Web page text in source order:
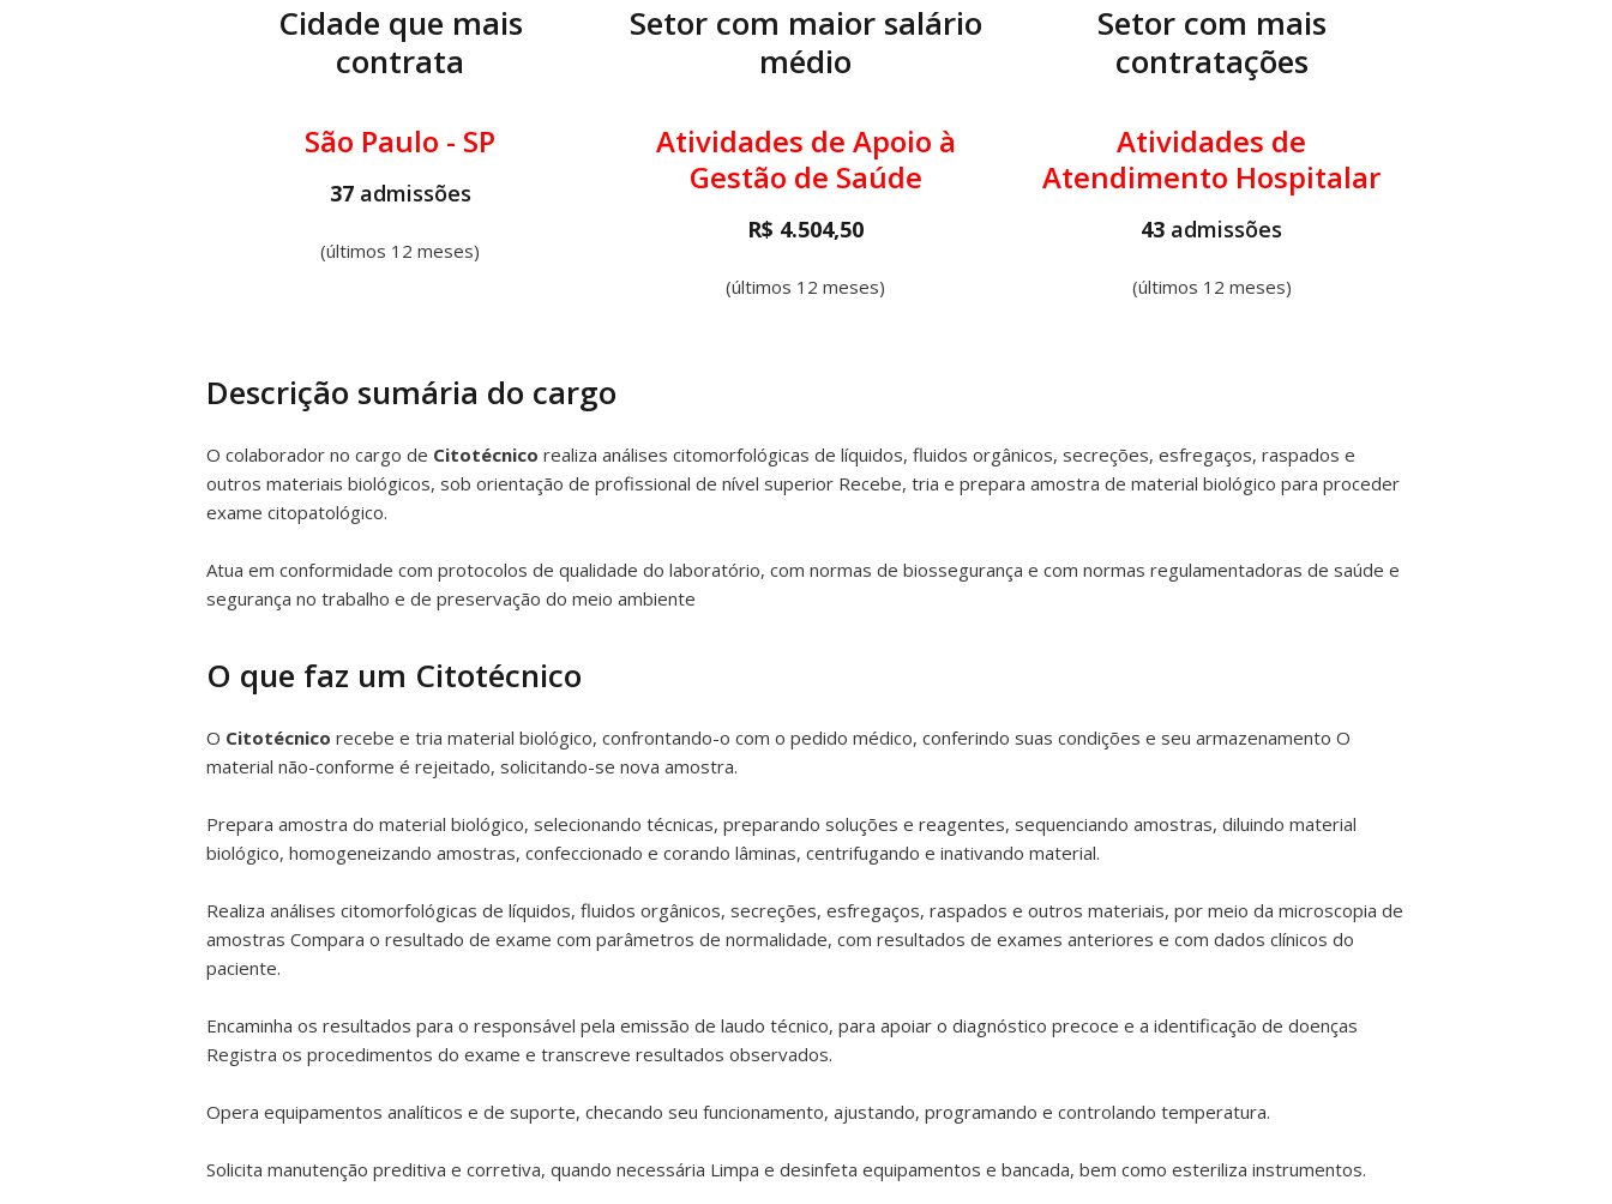
Cidade que mais
contrata
São Paulo - SP
37 admissões
(últimos 12 meses)
Setor com maior salário
médio
Atividades de Apoio à
Gestão de Saúde
R$ 4.504,50
(últimos 12 meses)
Setor com mais
contratações
Atividades de
Atendimento Hospitalar
43 admissões
(últimos 12 meses)
Descrição sumária do cargo
O colaborador no cargo de Citotécnico realiza análises citomorfológicas de líquidos, fluidos orgânicos, secreções, esfregaços, raspados e
outros materiais biológicos, sob orientação de profissional de nível superior Recebe, tria e prepara amostra de material biológico para proceder
exame citopatológico.
Atua em conformidade com protocolos de qualidade do laboratório, com normas de biossegurança e com normas regulamentadoras de saúde e
segurança no trabalho e de preservação do meio ambiente
O que faz um Citotécnico
O Citotécnico recebe e tria material biológico, confrontando-o com o pedido médico, conferindo suas condições e seu armazenamento O
material não-conforme é rejeitado, solicitando-se nova amostra.
Prepara amostra do material biológico, selecionando técnicas, preparando soluções e reagentes, sequenciando amostras, diluindo material
biológico, homogeneizando amostras, confeccionado e corando lâminas, centrifugando e inativando material.
Realiza análises citomorfológicas de líquidos, fluidos orgânicos, secreções, esfregaços, raspados e outros materiais, por meio da microscopia de
amostras Compara o resultado de exame com parâmetros de normalidade, com resultados de exames anteriores e com dados clínicos do
paciente.
Encaminha os resultados para o responsável pela emissão de laudo técnico, para apoiar o diagnóstico precoce e a identificação de doenças
Registra os procedimentos do exame e transcreve resultados observados.
Opera equipamentos analíticos e de suporte, checando seu funcionamento, ajustando, programando e controlando temperatura.
Solicita manutenção preditiva e corretiva, quando necessária Limpa e desinfeta equipamentos e bancada, bem como esteriliza instrumentos.